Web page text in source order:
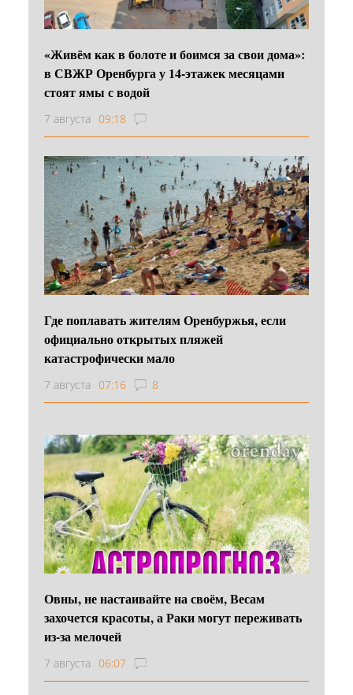
«Живём как в болоте и боимся за свои дома»:
в СВЖР Оренбурга у 14-этажек месяцами
стоят ямы с водой
7 августа 09:18
Где поплавать жителям Оренбуржья, если
официально открытых пляжей
катастрофически мало
7 августа 07:16 8
Овны, не настаивайте на своём, Весам
захочется красоты, а Раки могут переживать
из-за мелочей
7 августа 06:07